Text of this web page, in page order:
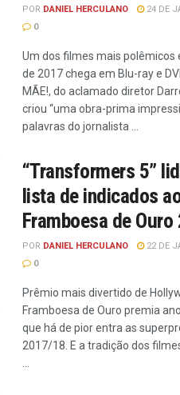
POR DANIEL HERCULANO
24 DE
0
Um dos filmes mais polêmicos
de 2017 chega em Blu-ray e
MÃE!, do aclamado diretor
criou “uma obra-prima
palavras do jornalista ...
“Transformers 5”
lista de indicados
Framboesa de Ouro
POR DANIEL HERCULANO
22 DE
0
Prêmio mais divertido de
Framboesa de Ouro premia
que há de pior entra as
2017/18. E a tradição dos